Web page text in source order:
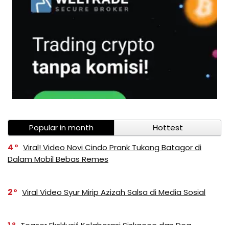
Popular in month
Hottest
4
Viral! Video Novi Cindo Prank Tukang Batagor di
Dalam Mobil Bebas Remes
2 Viral Video Syur Mirip Azizah Salsa di Media Sosial